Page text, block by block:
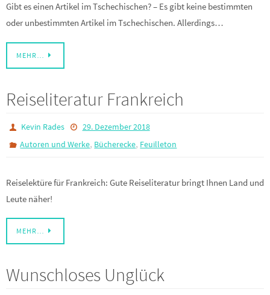
Gibt es einen Artikel im Tschechischen? – Es gibt keine bestimmten
oder unbestimmten Artikel im Tschechischen. Allerdings…
MEHR…
Reiseliteratur Frankreich
Kevin Rades
29. Dezember 2018
Autoren und Werke, Bücherecke, Feuilleton
Reiselektüre für Frankreich: Gute Reiseliteratur bringt Ihnen Land und
Leute näher!
MEHR…
Wunschloses Unglück